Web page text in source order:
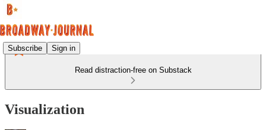
Subscribe Sign in
Read distraction-free on Substack
Visualization